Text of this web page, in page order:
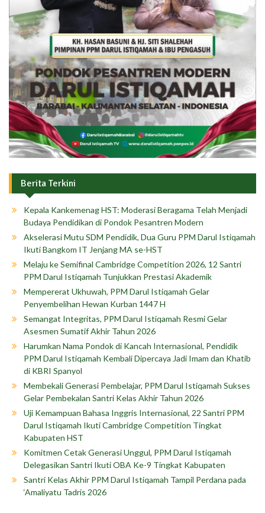
Berita Terkini
Kepala Kankemenag HST: Moderasi Beragama Telah Menjadi
Budaya Pendidikan di Pondok Pesantren Modern
Akselerasi Mutu SDM Pendidik, Dua Guru PPM Darul Istiqamah
Ikuti Bangkom IT Jenjang MA se-HST
Melaju ke Semifinal Cambridge Competition 2026, 12 Santri
PPM Darul Istiqamah Tunjukkan Prestasi Akademik
Mempererat Ukhuwah, PPM Darul Istiqamah Gelar
Penyembelihan Hewan Kurban 1447 H
Semangat Integritas, PPM Darul Istiqamah Resmi Gelar
Asesmen Sumatif Akhir Tahun 2026
Harumkan Nama Pondok di Kancah Internasional, Pendidik
PPM Darul Istiqamah Kembali Dipercaya Jadi Imam dan Khatib
di KBRI Spanyol
Membekali Generasi Pembelajar, PPM Darul Istiqamah Sukses
Gelar Pembekalan Santri Kelas Akhir Tahun 2026
Uji Kemampuan Bahasa Inggris Internasional, 22 Santri PPM
Darul Istiqamah Ikuti Cambridge Competition Tingkat
Kabupaten HST
Komitmen Cetak Generasi Unggul, PPM Darul Istiqamah
Delegasikan Santri Ikuti OBA Ke-9 Tingkat Kabupaten
Santri Kelas Akhir PPM Darul Istiqamah Tampil Perdana pada
‘Amaliyatu Tadris 2026